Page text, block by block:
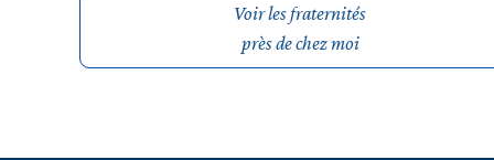
Voir les fraternités
près de chez moi